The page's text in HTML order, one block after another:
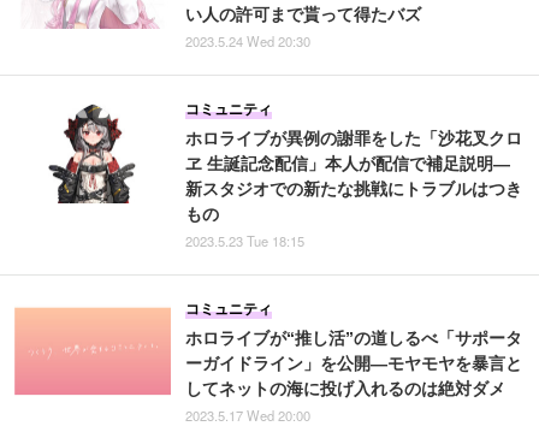
い人の許可まで貰って得たバズ
2023.5.24 Wed 20:30
ホロライブが異例の謝罪をした「沙花叉クロ
ヱ 生誕記念配信」本人が配信で補足説明―
新スタジオでの新たな挑戦にトラブルはつき
もの
コミュニティ
2023.5.23 Tue 18:15
ホロライブが“推し活”の道しるべ「サポータ
ーガイドライン」を公開―モヤモヤを暴言と
してネットの海に投げ入れるのは絶対ダメ
コミュニティ
2023.5.17 Wed 20:00